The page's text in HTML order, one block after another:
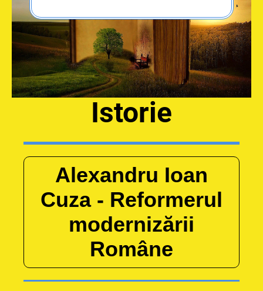
Istorie
Alexandru Ioan
Cuza - Reformerul
modernizării
Române